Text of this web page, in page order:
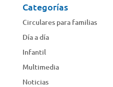
Categorías
Circulares para familias
Día a día
Infantil
Multimedia
Noticias